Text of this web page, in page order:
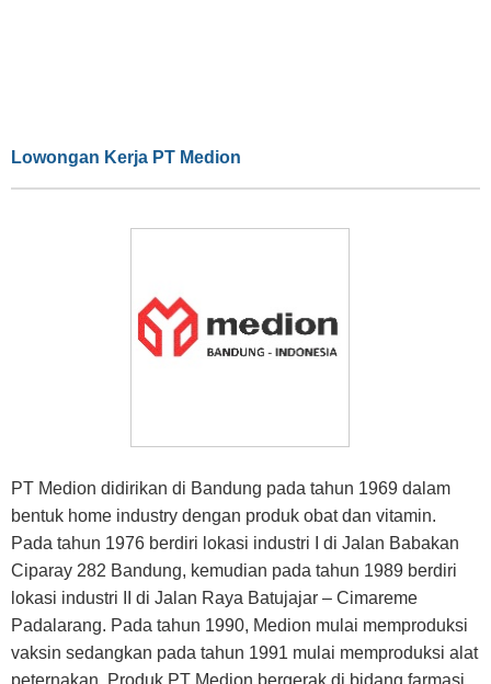
Lowongan Kerja PT Medion
PT Medion didirikan di Bandung pada tahun 1969 dalam
bentuk home industry dengan produk obat dan vitamin.
Pada tahun 1976 berdiri lokasi industri I di Jalan Babakan
Ciparay 282 Bandung, kemudian pada tahun 1989 berdiri
lokasi industri II di Jalan Raya Batujajar – Cimareme
Padalarang. Pada tahun 1990, Medion mulai memproduksi
vaksin sedangkan pada tahun 1991 mulai memproduksi alat
peternakan. Produk PT Medion bergerak di bidang farmasi